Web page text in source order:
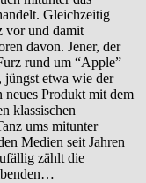
Gleichzeitig
vor und damit
davon. Jener, der
rund um “Apple”
jüngst etwa wie der
neues Produkt mit dem
klassischen
ums mitunter
Medien seit Jahren
zählt die